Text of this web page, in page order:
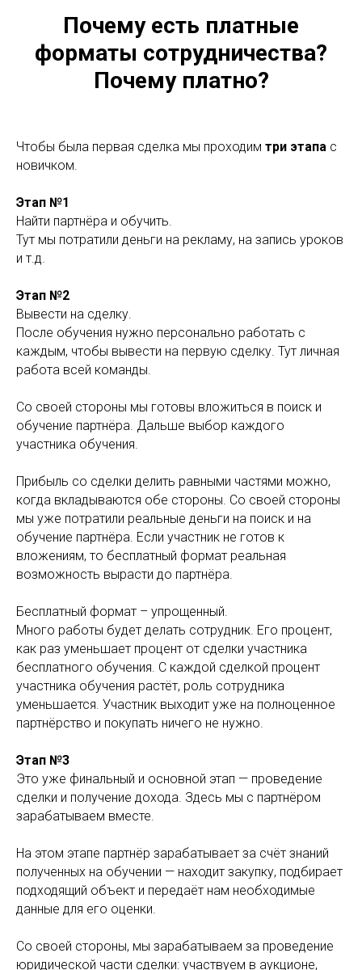
Почему есть платные
форматы сотрудничества?
Почему платно?
Чтобы была первая сделка мы проходим три этапа с
новичком.
Этап №1
Найти партнёра и обучить.
Тут мы потратили деньги на рекламу, на запись уроков
и т.д.
Этап №2
Вывести на сделку.
После обучения нужно персонально работать с
каждым, чтобы вывести на первую сделку. Тут личная
работа всей команды.
Со своей стороны мы готовы вложиться в поиск и
обучение партнёра. Дальше выбор каждого
участника обучения.
Прибыль со сделки делить равными частями можно,
когда вкладываются обе стороны. Со своей стороны
мы уже потратили реальные деньги на поиск и на
обучение партнёра. Если участник не готов к
вложениям, то бесплатный формат реальная
возможность вырасти до партнёра.
Бесплатный формат – упрощенный.
Много работы будет делать сотрудник. Его процент,
как раз уменьшает процент от сделки участника
бесплатного обучения. С каждой сделкой процент
участника обучения растёт, роль сотрудника
уменьшается. Участник выходит уже на полноценное
партнёрство и покупать ничего не нужно.
Этап №3
Это уже финальный и основной этап — проведение
сделки и получение дохода. Здесь мы с партнёром
зарабатываем вместе.
На этом этапе партнёр зарабатывает за счёт знаний
полученных на обучении — находит закупку, подбирает
подходящий объект и передаёт нам необходимые
данные для его оценки.
Со своей стороны, мы зарабатываем за проведение
юридической части сделки: участвуем в аукционе,